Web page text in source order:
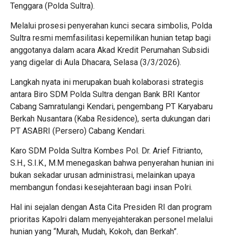
Tenggara (Polda Sultra).
Melalui prosesi penyerahan kunci secara simbolis, Polda
Sultra resmi memfasilitasi kepemilikan hunian tetap bagi
anggotanya dalam acara Akad Kredit Perumahan Subsidi
yang digelar di Aula Dhacara, Selasa (3/3/2026).
Langkah nyata ini merupakan buah kolaborasi strategis
antara Biro SDM Polda Sultra dengan Bank BRI Kantor
Cabang Samratulangi Kendari, pengembang PT Karyabaru
Berkah Nusantara (Kaba Residence), serta dukungan dari
PT ASABRI (Persero) Cabang Kendari.
Karo SDM Polda Sultra Kombes Pol. Dr. Arief Fitrianto,
S.H., S.I.K., M.M menegaskan bahwa penyerahan hunian ini
bukan sekadar urusan administrasi, melainkan upaya
membangun fondasi kesejahteraan bagi insan Polri.
Hal ini sejalan dengan Asta Cita Presiden RI dan program
prioritas Kapolri dalam menyejahterakan personel melalui
hunian yang “Murah, Mudah, Kokoh, dan Berkah”.